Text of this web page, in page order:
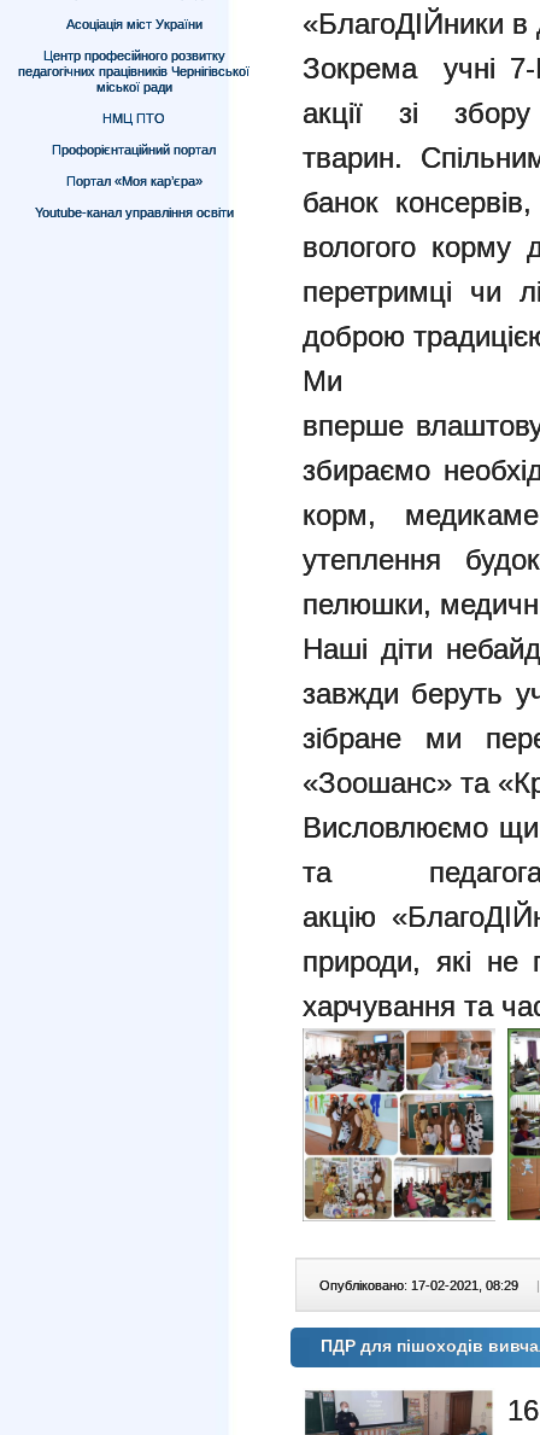
Асоціація міст України
Центр професійного розвитку
педагогічних працівників Чернігівської
міської ради
НМЦ ПТО
Профорієнтаційний портал
Портал «Моя кар’єра»
Youtube-канал управління освіти
«БлагоДІЙники в
Зокрема учні 7-
акції зі
тварин.
банок
вологого корму
перетримці чи
доброю
Ми
вперше
збираємо
корм,
утеплення
пелюшки,
Наші діти
завжди беруть
зібране ми
«Зоошанс» та
Висловлюємо
та
акцію
природи, які не
харчування та
Опубліковано: 17-02-2021, 08:29 |
ПДР для пішоходів